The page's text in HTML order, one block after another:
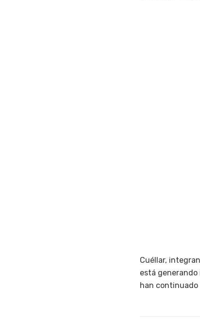
Cuéllar,
está generando
han continuado